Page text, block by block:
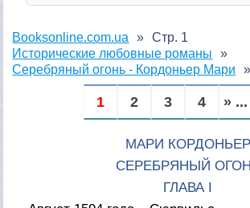
Booksonline.com.ua
Исторические любовные романы
Серебряный огонь - Кордоньер Мари
Стр. 1
1 2 3 4 » ...
МАРИ КОРДОНЬЕР
СЕРЕБРЯНЫЙ
ГЛАВА I